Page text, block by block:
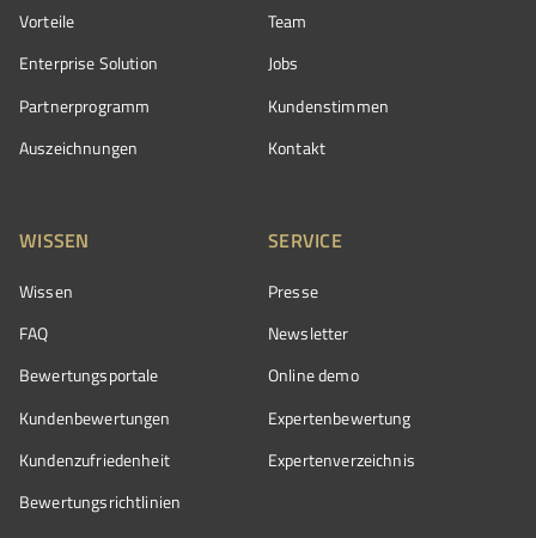
Vorteile
Enterprise Solution
Partnerprogramm
Auszeichnungen
Team
Jobs
Kundenstimmen
Kontakt
WISSEN
Wissen
FAQ
Bewertungsportale
Kundenbewertungen
Kundenzufriedenheit
Bewertungs­richtlinien
SERVICE
Presse
Newsletter
Online demo
Expertenbewertung
Expertenverzeichnis